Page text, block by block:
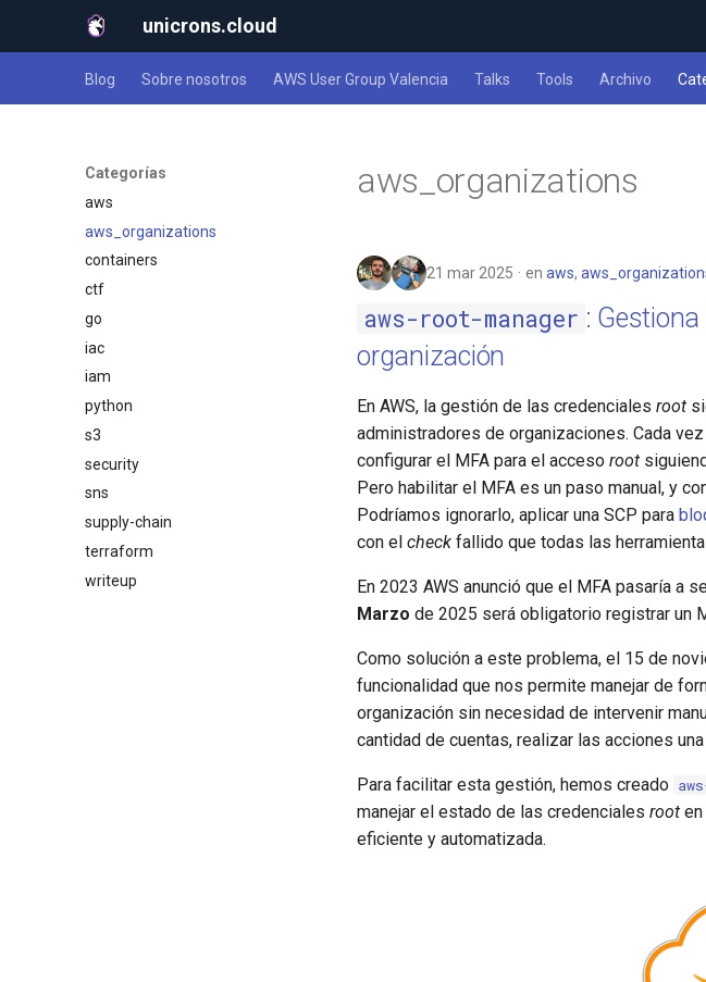
unicrons.cloud
Blog Sobre nosotros AWS User Group Valencia Talks Tools Archivo
Categorías
aws
aws_organizations
containers
ctf
go
iac
iam
python
s3
security
sns
supply-chain
terraform
writeup
aws_organizations
21 mar 2025 en aws,
aws-root-manager :
organización
En AWS, la gestión de las credenciales root
administradores de organizaciones. Cada
configurar el MFA para el acceso root
Pero habilitar el MFA es un paso manual, y
Podríamos ignorarlo, aplicar una SCP para
con el check fallido que todas las
En 2023 AWS anunció que el MFA pasaría a
Marzo de 2025 será obligatorio registrar un
Como solución a este problema, el 15 de
funcionalidad que nos permite manejar de
organización sin necesidad de intervenir
cantidad de cuentas, realizar las acciones
Para facilitar esta gestión, hemos creado
manejar el estado de las credenciales root
eficiente y automatizada.